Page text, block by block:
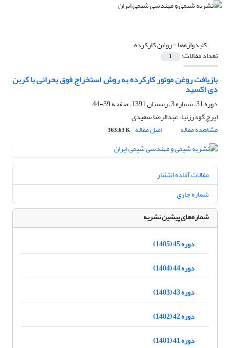
کلیدواژه‌ها =روغن کارکرده
تعداد مقالات: 1
بازیافت روغن موتور کارکرده به روش استخراج فوق بحرانی با کربن
دی اکسید
دوره 31، شماره 3، زمستان 1391، صفحه
39-44
ایرج گودرزنیا، عبدالرضا سعیدی
مشاهده مقاله
اصل مقاله 363.63 K
مقالات آماده انتشار
شماره جاری
شماره‌های پیشین نشریه
دوره 45 (1405)
دوره 44 (1404)
دوره 43 (1403)
دوره 42 (1402)
دوره 41 (1401)